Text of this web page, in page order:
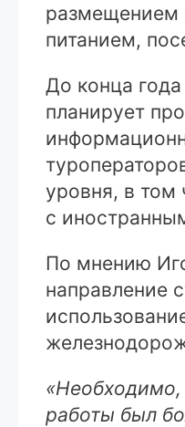
размещением
питанием,
До конца
планирует
уровня, в том
с
По мнению
направление
«Необходимо,
работы был